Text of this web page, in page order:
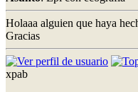
Holaaa alguien que haya
Gracias
xpab